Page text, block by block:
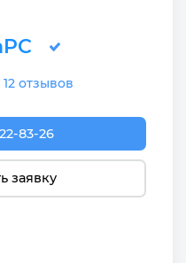
12 отзывов
83-26
заявку